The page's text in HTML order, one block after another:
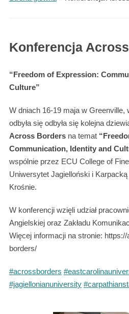
Konferencja
“Freedom of Expression:
Culture”
W dniach 16-19 maja w Greenville,
odbyła się odbyła się kolejna
Across Borders na temat
Communication, Identity and
wspólnie przez ECU College of
Uniwersytet Jagielloński i
Krośnie.
W konferencji wzięli udział
Angielskiej oraz Zakładu
Więcej informacji na stronie:
borders/
#acrossborders
#jagiellonianuniversity